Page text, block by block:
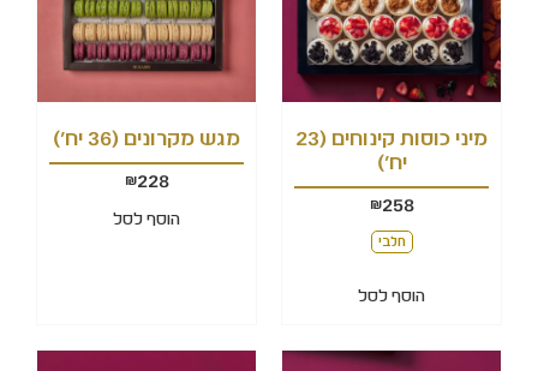
מיני כוסות קינוחים (23
יח')
258
₪
חלבי
הוסף לסל
מגש מקרונים (36 יח')
228
₪
הוסף לסל